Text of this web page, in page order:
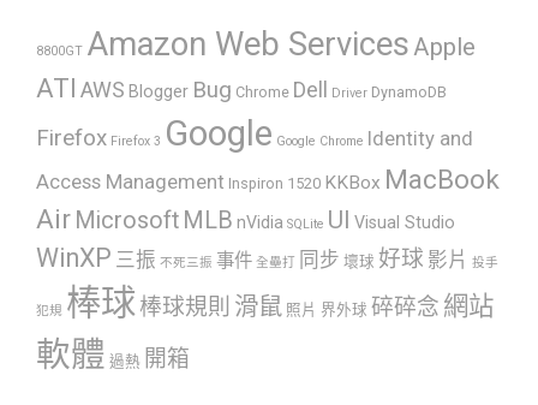
8800GT Amazon Web Services Apple
ATI AWS Blogger Bug Chrome Dell Driver DynamoDB
Firefox Firefox 3 Google Google Chrome Identity and
Access Management Inspiron 1520 KKBox MacBook
Air Microsoft MLB nVidia SQLite UI Visual Studio
WinXP 三振 不死三振 事件 全壘打 同步 壞球 好球 影片 投手
犯規 棒球 棒球規則 滑鼠 照片 界外球 碎碎念 網站
軟體 過熱 開箱